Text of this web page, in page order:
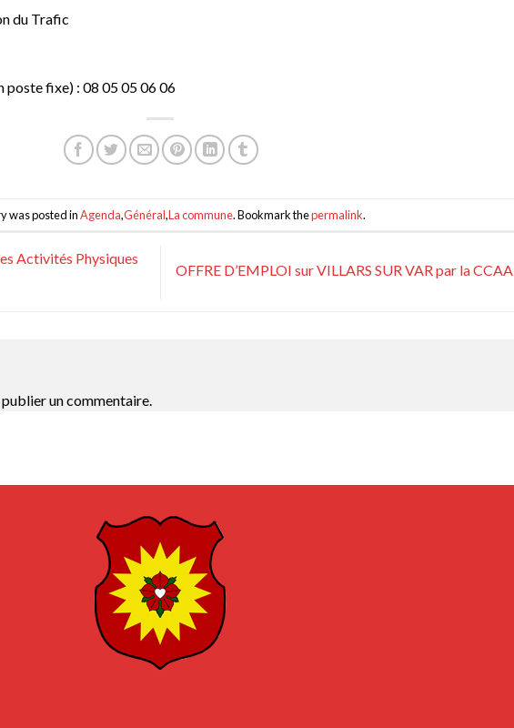
du Trafic
fixe) : 08 05 05 06 06
was posted inAgenda,Général,La commune. Bookmark thepermalink.
Activités Physiques
OFFRE D’EMPLOI sur VILLARS SUR VAR par la CCAA
un commentaire.